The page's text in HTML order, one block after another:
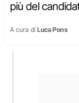
più del
A cura di Luca Pons